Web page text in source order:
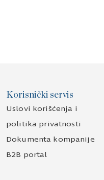
Korisnički servis
Uslovi korišćenja i
politika privatnosti
Dokumenta kompanije
B2B portal